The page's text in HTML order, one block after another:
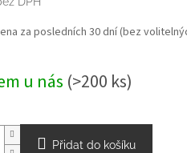
za posledních 30 dní (bez
u nás (>200 ks)
Přidat do košíku